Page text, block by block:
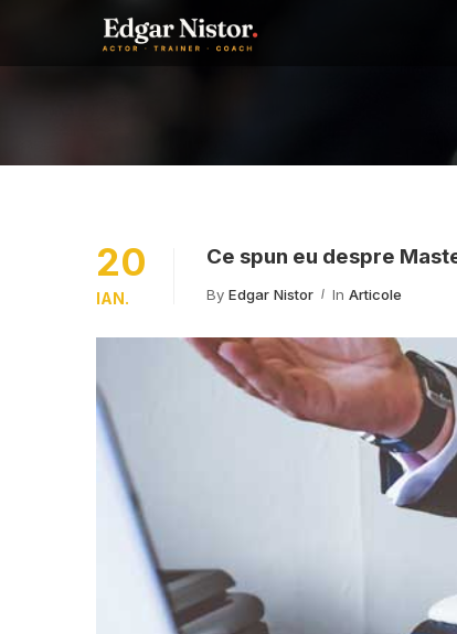
20
IAN.
Ce spun eu despre
By Edgar Nistor In Articole